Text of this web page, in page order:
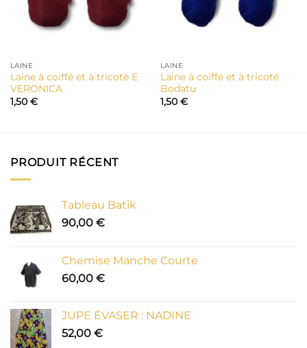
LAINE
Laine à coiffé et à tricoté E
VERONICA
1,50 €
LAINE
Laine à coiffé et à tricoté
Bodatu
1,50 €
PRODUIT RÉCENT
Tableau Batik
90,00 €
Chemise Manche Courte
60,00 €
JUPE ÉVASER : NADINE
52,00 €